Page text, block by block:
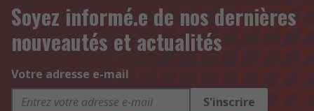
Soyez informé.e de nos dernières
nouveautés et actualités
Votre adresse e-mail
S'inscrire